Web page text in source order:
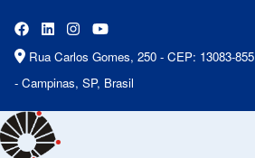
Rua Carlos Gomes, 250 - CEP: 13083-855
- Campinas, SP, Brasil